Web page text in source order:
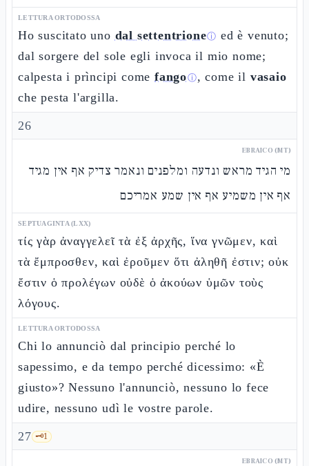
LETTURA ORTODOSSA
Ho suscitato uno dal settentrioneⓘ ed è venuto;
dal sorgere del sole egli invoca il mio nome;
calpesta i prìncipi comefangoⓘ, come il vasaio
che pesta l'argilla.
26
EBRAICO (MT)
מי הגיד מראש ונדעה ומלפנים ונאמר צדיק אף אין מגיד
אף אין משמיע אף אין שמע אמריכם
SEPTUAGINTA (LXX)
τίς γὰρ ἀναγγελεῖ τὰ ἐξ ἀρχῆς, ἵνα γνῶμεν, καὶ
τὰ ἔμπροσθεν, καὶ ἐροῦμεν ὅτι ἀληθῆ ἐστιν; οὐκ
ἔστιν ὁ προλέγων οὐδὲ ὁ ἀκούων ὑμῶν τοὺς
λόγους.
LETTURA ORTODOSSA
Chi lo annunciò dal principio perché lo
sapessimo, e da tempo perché dicessimo: «È
giusto»? Nessuno l'annunciò, nessuno lo fece
udire, nessuno udì le vostre parole.
27 🗝️1
EBRAICO (MT)